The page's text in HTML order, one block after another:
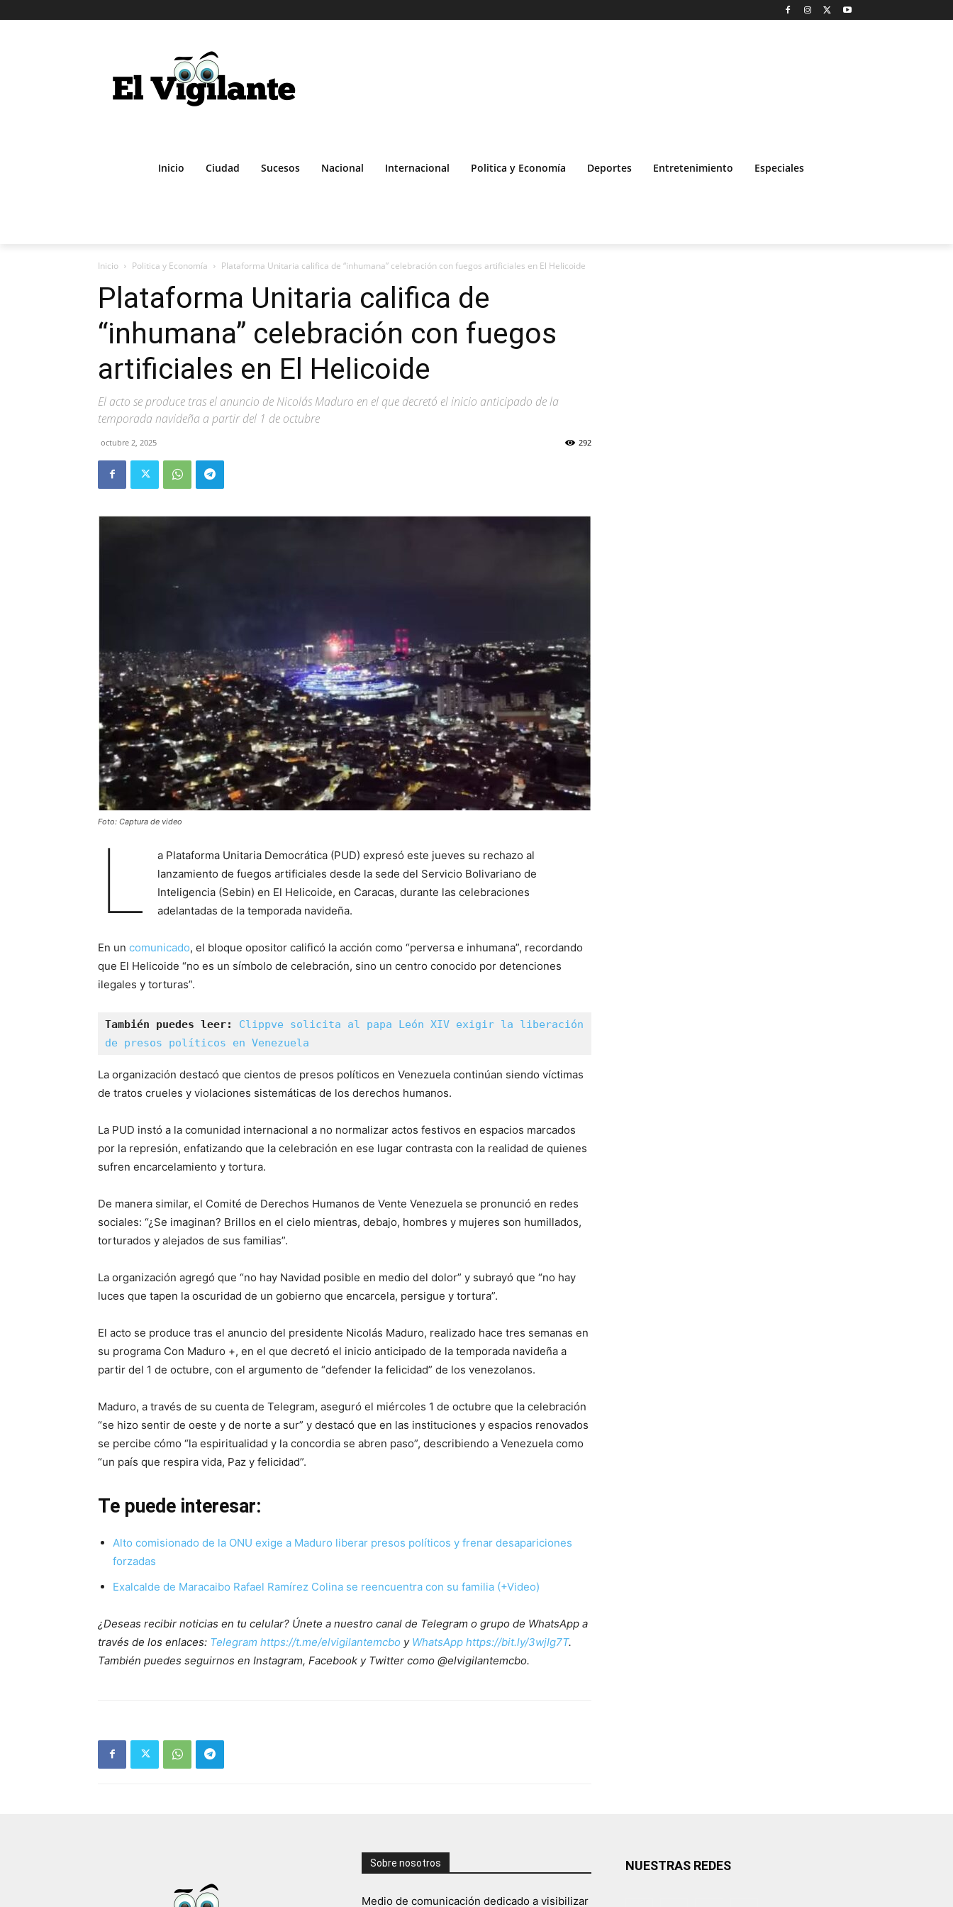
Inicio Ciudad Sucesos Nacional Internacional Politica y Economía Deportes Entretenimiento Especiales
Inicio Politica y Economía Plataforma Unitaria califica de “inhumana” celebración con fuegos artificiales en El Helicoide
Plataforma Unitaria califica de
“inhumana” celebración con fuegos
artificiales en El Helicoide
El acto se produce tras el anuncio de Nicolás Maduro en el que decretó el inicio anticipado de la
temporada navideña a partir del 1 de octubre
octubre 2, 2025 292
Foto: Captura de video
L
a Plataforma Unitaria Democrática (PUD) expresó este jueves su rechazo al
lanzamiento de fuegos artificiales desde la sede del Servicio Bolivariano de
Inteligencia (Sebin) en El Helicoide, en Caracas, durante las celebraciones
adelantadas de la temporada navideña.
En un comunicado, el bloque opositor calificó la acción como “perversa e inhumana”, recordando
que El Helicoide “no es un símbolo de celebración, sino un centro conocido por detenciones
ilegales y torturas”.
También puedes leer:
Clippve solicita al papa León XIV exigir la liberación
de presos políticos en Venezuela
La organización destacó que cientos de presos políticos en Venezuela continúan siendo víctimas
de tratos crueles y violaciones sistemáticas de los derechos humanos.
La PUD instó a la comunidad internacional a no normalizar actos festivos en espacios marcados
por la represión, enfatizando que la celebración en ese lugar contrasta con la realidad de quienes
sufren encarcelamiento y tortura.
De manera similar, el Comité de Derechos Humanos de Vente Venezuela se pronunció en redes
sociales: “¿Se imaginan? Brillos en el cielo mientras, debajo, hombres y mujeres son humillados,
torturados y alejados de sus familias”.
La organización agregó que “no hay Navidad posible en medio del dolor” y subrayó que “no hay
luces que tapen la oscuridad de un gobierno que encarcela, persigue y tortura”.
El acto se produce tras el anuncio del presidente Nicolás Maduro, realizado hace tres semanas en
su programa Con Maduro +, en el que decretó el inicio anticipado de la temporada navideña a
partir del 1 de octubre, con el argumento de “defender la felicidad” de los venezolanos.
Maduro, a través de su cuenta de Telegram, aseguró el miércoles 1 de octubre que la celebración
“se hizo sentir de oeste y de norte a sur” y destacó que en las instituciones y espacios renovados
se percibe cómo “la espiritualidad y la concordia se abren paso”, describiendo a Venezuela como
“un país que respira vida, Paz y felicidad”.
Te puede interesar:
Alto comisionado de la ONU exige a Maduro liberar presos políticos y frenar desapariciones
forzadas
Exalcalde de Maracaibo Rafael Ramírez Colina se reencuentra con su familia (+Video)
¿Deseas recibir noticias en tu celular? Únete a nuestro canal de Telegram o grupo de WhatsApp a
través de los enlaces: Telegram https://t.me/elvigilantemcbo y WhatsApp https://bit.ly/3wjIg7T.
También puedes seguirnos en Instagram, Facebook y Twitter como @elvigilantemcbo.
Sobre nosotros
Medio de comunicación dedicado a visibilizar
NUESTRAS REDES